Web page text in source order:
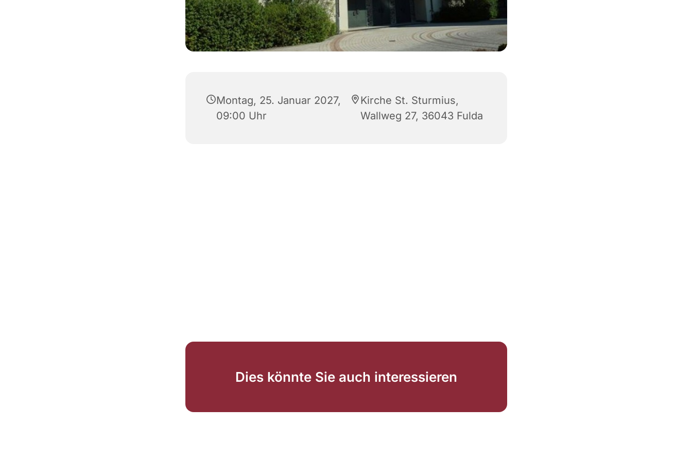
Montag, 25. Januar 2027,
09:00 Uhr
Kirche St. Sturmius,
Wallweg 27, 36043 Fulda
Dies könnte Sie auch interessieren